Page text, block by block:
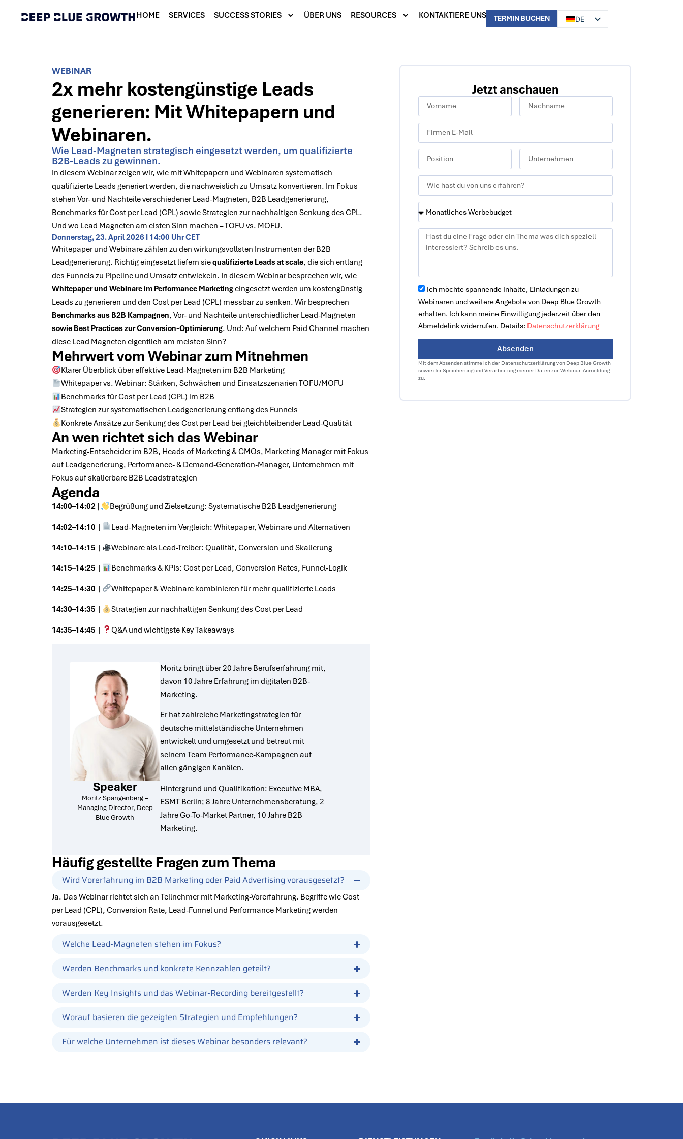
HOME SERVICES SUCCESS STORIES ÜBER UNS RESOURCES KONTAKTIERE UNS TERMIN BUCHEN
DE
WEBINAR
2x mehr kostengünstige Leads
generieren: Mit Whitepapern und
Webinaren.
Wie Lead-Magneten strategisch eingesetzt werden, um qualifizierte
B2B-Leads zu gewinnen.
In diesem Webinar zeigen wir, wie mit Whitepapern und Webinaren systematisch
qualifizierte Leads generiert werden, die nachweislich zu Umsatz konvertieren. Im Fokus
stehen Vor- und Nachteile verschiedener Lead-Magneten, B2B Leadgenerierung,
Benchmarks für Cost per Lead (CPL) sowie Strategien zur nachhaltigen Senkung des CPL.
Und wo Lead Magneten am eisten Sinn machen – TOFU vs. MOFU.
Donnerstag, 23. April 2026 I 14:00 Uhr CET
Whitepaper und Webinare zählen zu den wirkungsvollsten Instrumenten der B2B
Leadgenerierung. Richtig eingesetzt liefern siequalifizierte Leads at scale, die sich entlang
des Funnels zu Pipeline und Umsatz entwickeln. In diesem Webinar besprechen wir, wie
Whitepaper und Webinare im Performance Marketingeingesetzt werden um kostengünstig
Leads zu generieren und den Cost per Lead (CPL) messbar zu senken. Wir besprechen
Benchmarks aus B2B Kampagnen, Vor- und Nachteile unterschiedlicher Lead-Magneten
sowie Best Practices zur Conversion-Optimierung. Und: Auf welchem Paid Channel machen
diese Lead Magneten eigentlich am meisten Sinn?
Mehrwert vom Webinar zum Mitnehmen
Klarer Überblick über effektive Lead-Magneten im B2B Marketing
Whitepaper vs. Webinar: Stärken, Schwächen und Einsatzszenarien TOFU/MOFU
Benchmarks für Cost per Lead (CPL) im B2B
Strategien zur systematischen Leadgenerierung entlang des Funnels
Konkrete Ansätze zur Senkung des Cost per Lead bei gleichbleibender Lead-Qualität
An wen richtet sich das Webinar
Marketing-Entscheider im B2B, Heads of Marketing & CMOs, Marketing Manager mit Fokus
auf Leadgenerierung, Performance- & Demand-Generation-Manager, Unternehmen mit
Fokus auf skalierbare B2B Leadstrategien
Agenda
14:00–14:02 | Begrüßung und Zielsetzung: Systematische B2B Leadgenerierung
14:02–14:10 | Lead-Magneten im Vergleich: Whitepaper, Webinare und Alternativen
14:10–14:15 | Webinare als Lead-Treiber: Qualität, Conversion und Skalierung
14:15–14:25 | Benchmarks & KPIs: Cost per Lead, Conversion Rates, Funnel-Logik
14:25–14:30 | Whitepaper & Webinare kombinieren für mehr qualifizierte Leads
14:30–14:35 | Strategien zur nachhaltigen Senkung des Cost per Lead
14:35–14:45 | Q&A und wichtigste Key Takeaways
Speaker
Moritz Spangenberg –
Managing Director, Deep
Blue Growth
Moritz bringt über 20 Jahre Berufserfahrung mit,
davon 10 Jahre Erfahrung im digitalen B2B-
Marketing.
Er hat zahlreiche Marketingstrategien für
deutsche mittelständische Unternehmen
entwickelt und umgesetzt und betreut mit
seinem Team Performance-Kampagnen auf
allen gängigen Kanälen.
Hintergrund und Qualifikation: Executive MBA,
ESMT Berlin; 8 Jahre Unternehmensberatung, 2
Jahre Go-To-Market Partner, 10 Jahre B2B
Marketing.
Häufig gestellte Fragen zum Thema
Wird Vorerfahrung im B2B Marketing oder Paid Advertising vorausgesetzt?
Ja. Das Webinar richtet sich an Teilnehmer mit Marketing-Vorerfahrung. Begriffe wie Cost
per Lead (CPL), Conversion Rate, Lead-Funnel und Performance Marketing werden
vorausgesetzt.
Welche Lead-Magneten stehen im Fokus?
Werden Benchmarks und konkrete Kennzahlen geteilt?
Werden Key Insights und das Webinar-Recording bereitgestellt?
Worauf basieren die gezeigten Strategien und Empfehlungen?
Für welche Unternehmen ist dieses Webinar besonders relevant?
Jetzt anschauen
Ich möchte spannende Inhalte, Einladungen zu
Webinaren und weitere Angebote von Deep Blue Growth
erhalten. Ich kann meine Einwilligung jederzeit über den
Abmeldelink widerrufen. Details: Datenschutzerklärung
Absenden
Mit dem Absenden stimme ich der Datenschutzerklärung von Deep Blue Growth
sowie der Speicherung und Verarbeitung meiner Daten zur Webinar-Anmeldung
zu.